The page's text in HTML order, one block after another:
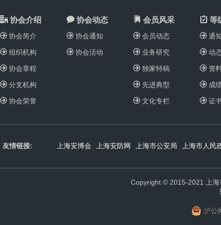
协会介绍
协会简介
组织机构
协会章程
分支机构
协会荣誉
协会动态
协会通知
协会活动
会员风采
会员动态
业务研究
独家特稿
先进典型
文化专栏
等
通
动
资
成
证
友情链接: 上海安博会 上海安防网 上海市公安局 上海市人民
Copyright © 2015-2021 上
沪公